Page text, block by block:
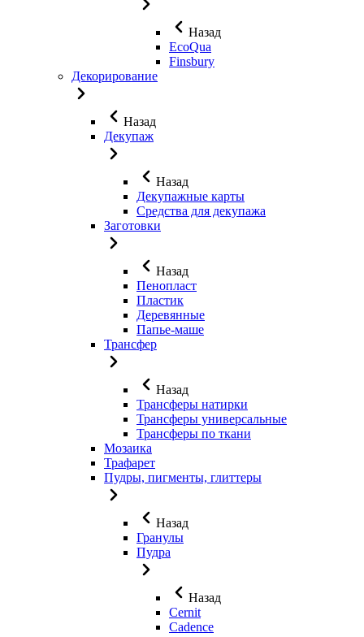
Назад
EcoQua
Finsbury
Декорирование
Назад
Декупаж
Назад
Декупажные карты
Средства для декупажа
Заготовки
Назад
Пенопласт
Пластик
Деревянные
Папье-маше
Трансфер
Назад
Трансферы натирки
Трансферы универсальные
Трансферы по ткани
Мозаика
Трафарет
Пудры, пигменты, глиттеры
Назад
Гранулы
Пудра
Назад
Cernit
Cadence